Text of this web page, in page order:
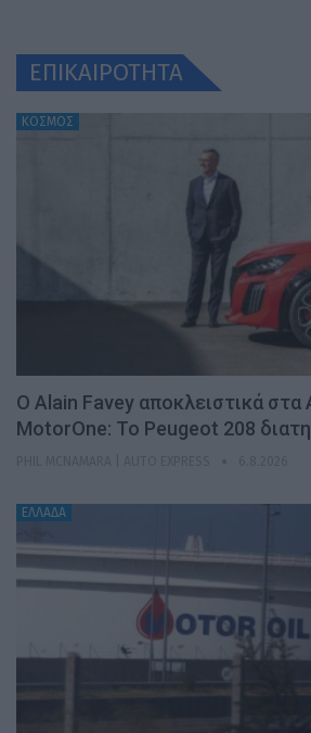
ΕΠΙΚΑΙΡΟΤΗΤΑ
ΚΟΣΜΟΣ
Ο Alain Favey αποκλειστικά
MotorOne: Το Peugeot 208
ΕΛΛΑΔΑ